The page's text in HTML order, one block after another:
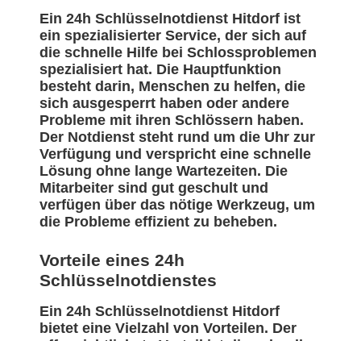
Ein 24h Schlüsselnotdienst Hitdorf ist
ein spezialisierter Service, der sich auf
die schnelle Hilfe bei Schlossproblemen
spezialisiert hat. Die Hauptfunktion
besteht darin, Menschen zu helfen, die
sich ausgesperrt haben oder andere
Probleme mit ihren Schlössern haben.
Der Notdienst steht rund um die Uhr zur
Verfügung und verspricht eine schnelle
Lösung ohne lange Wartezeiten. Die
Mitarbeiter sind gut geschult und
verfügen über das nötige Werkzeug, um
die Probleme effizient zu beheben.
Vorteile eines 24h
Schlüsselnotdienstes
Ein 24h Schlüsselnotdienst Hitdorf
bietet eine Vielzahl von Vorteilen. Der